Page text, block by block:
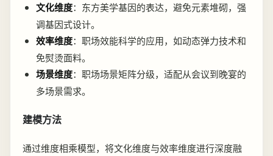
文化维度：东方美学基因的表达，避免元素堆砌，强
调基因式设计。
效率维度：职场效能科学的应用，如动态弹力技术和
免熨烫面料。
场景维度：职场场景矩阵分级，适配从会议到晚宴的
多场景需求。
建模方法
通过维度相乘模型，将文化维度与效率维度进行深度融